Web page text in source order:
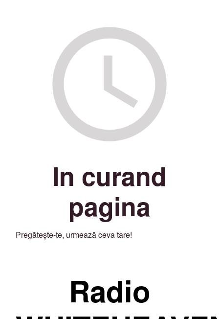
In curand
pagina
Pregătește-te, urmează ceva tare!
Radio